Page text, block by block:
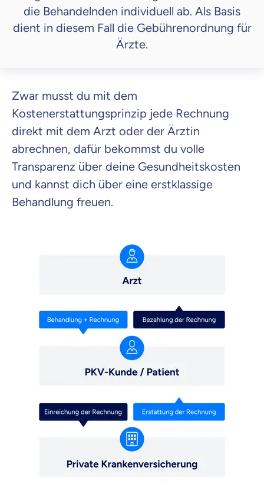
die Behandelnden individuell ab. Als Basis
dient in diesem Fall die Gebührenordnung für
Ärzte.
Zwar musst du mit dem
Kostenerstattungsprinzip jede Rechnung
direkt mit dem Arzt oder der Ärztin
abrechnen, dafür bekommst du volle
Transparenz über deine Gesundheitskosten
und kannst dich über eine erstklassige
Behandlung freuen.